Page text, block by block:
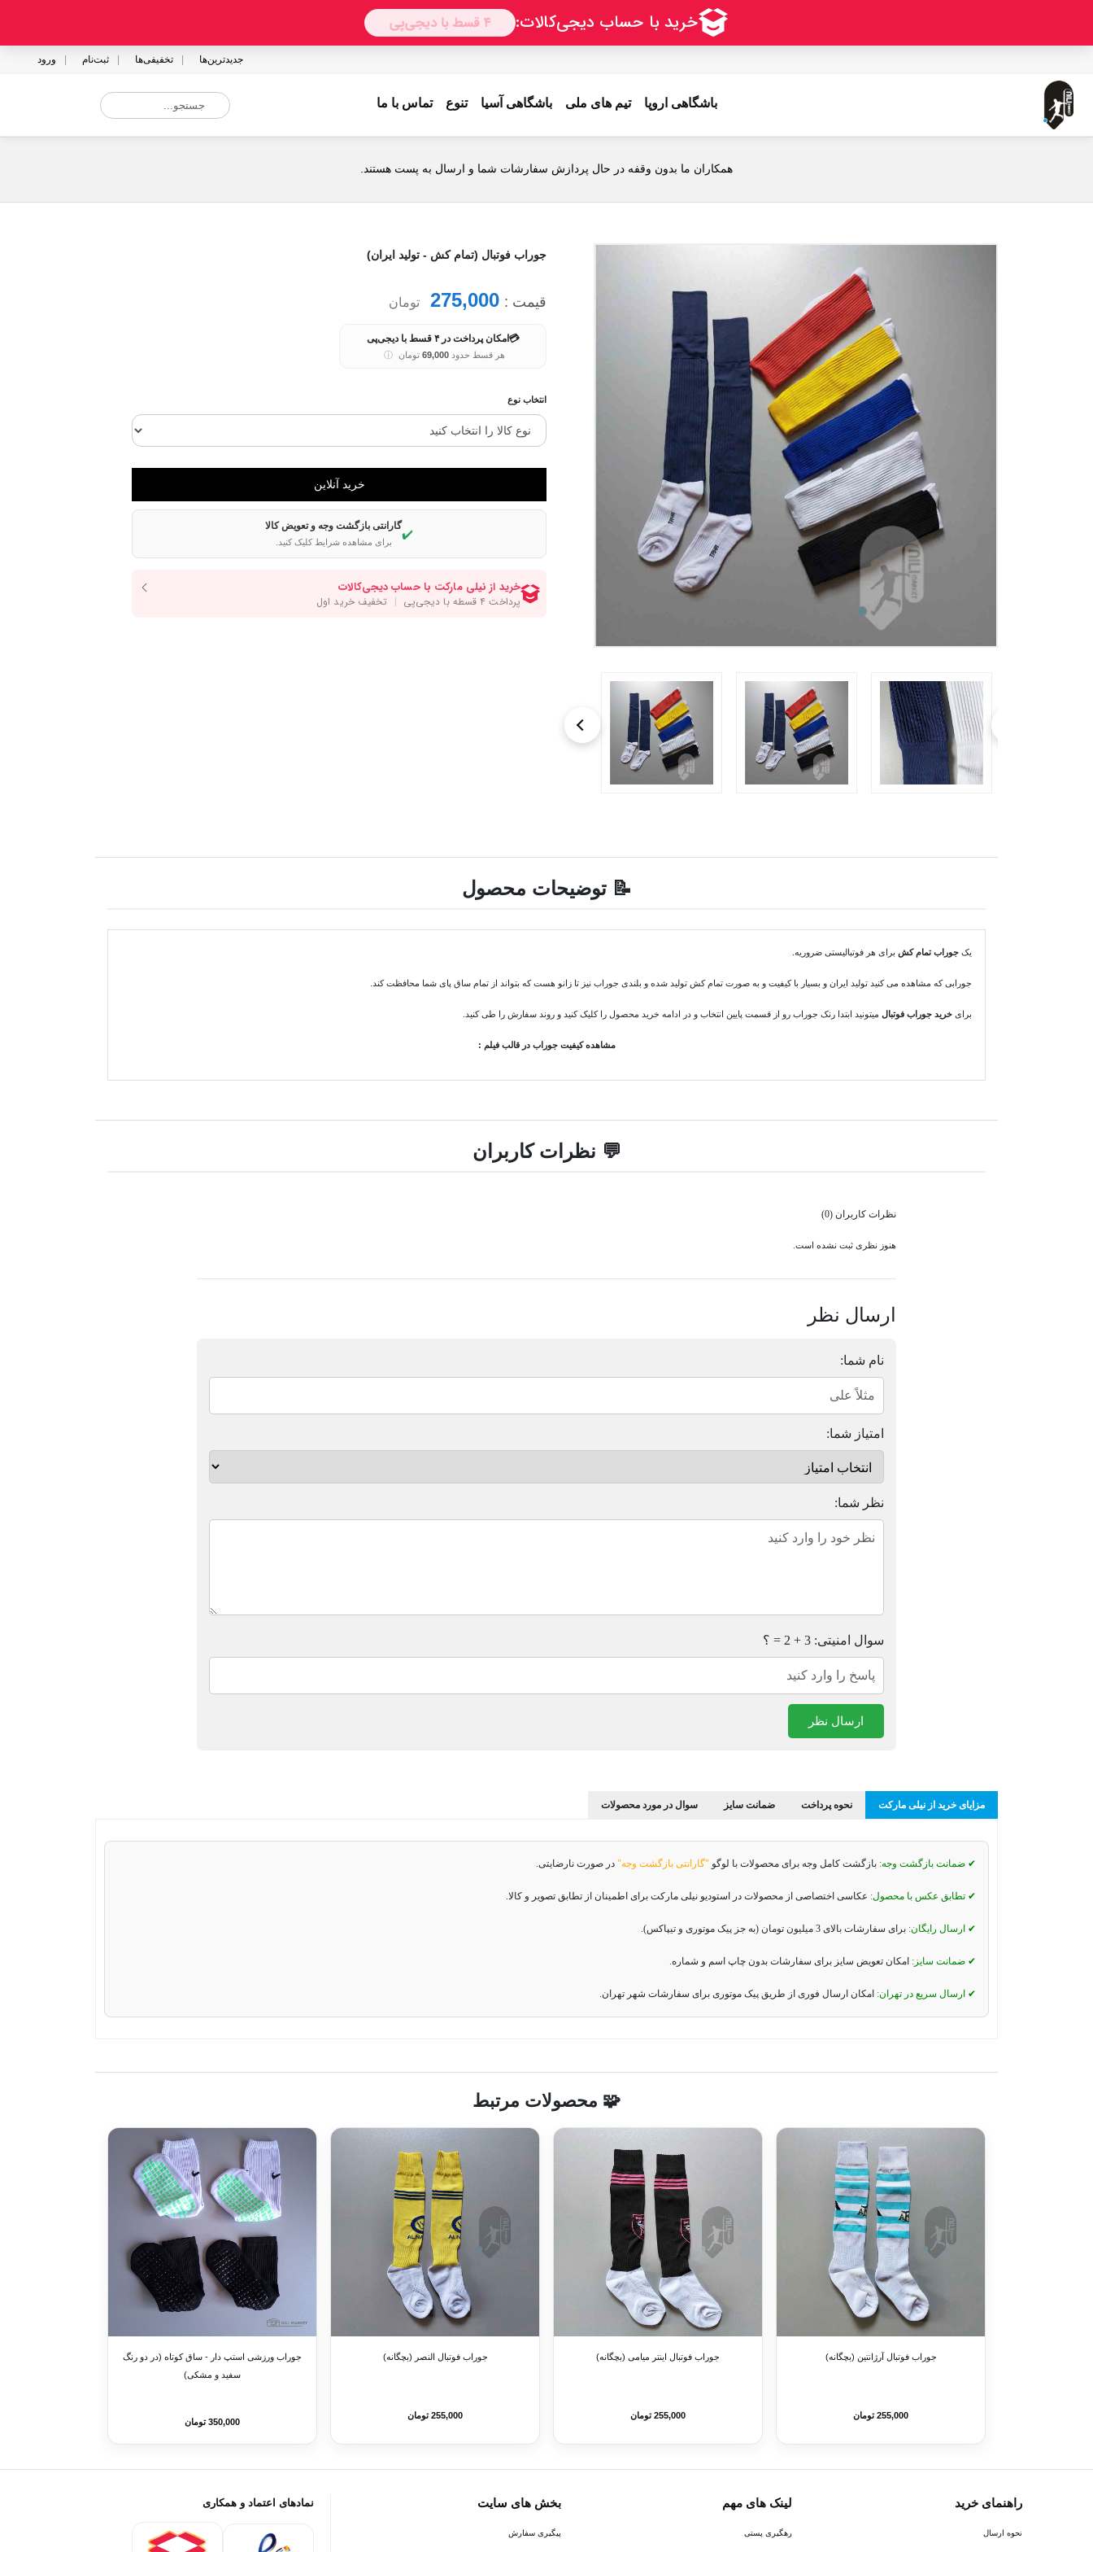
جدیدترین‌ها تخفیفی‌ها ثبت‌نام ورود
باشگاهی اروپا تیم های ملی باشگاهی آسیا تنوع تماس با ما
همکاران ما بدون وقفه در حال پردازش سفارشات شما و ارسال به پست هستند.
جوراب فوتبال (تمام کش - تولید ایران)
قیمت : 275,000 تومان
💳 امکان پرداخت در ۴ قسط با دیجی‌پی
هر قسط حدود 69,000 تومان ⓘ
انتخاب نوع
✔️
گارانتی بازگشت وجه و تعویض کالا
برای مشاهده شرایط کلیک کنید.
📝 توضیحات محصول
یک جوراب تمام کش برای هر فوتبالیستی ضروریه.
جورابی که مشاهده می کنید تولید ایران و بسیار با کیفیت و به صورت تمام کش تولید شده و بلندی جوراب نیز تا زانو هست که بتواند از تمام ساق پای شما محافظت کند.
برای خرید جوراب فوتبال میتونید ابتدا رنک جوراب رو از قسمت پایین انتخاب و در ادامه خرید محصول را کلیک کنید و روند سفارش را طی کنید.
مشاهده کیفیت جوراب در قالب فیلم :
💬 نظرات کاربران
نظرات کاربران (0)
هنوز نظری ثبت نشده است.
ارسال نظر
نام شما:
امتیاز شما:
نظر شما:
سوال امنیتی: 3 + 2 = ؟
ارسال نظر
مزایای خرید از نیلی مارکت نحوه پرداخت ضمانت سایز سوال در مورد محصولات
✔ ضمانت بازگشت وجه: بازگشت کامل وجه برای محصولات با لوگو "گارانتی بازگشت وجه" در صورت نارضایتی.
✔ تطابق عکس با محصول: عکاسی اختصاصی از محصولات در استودیو نیلی مارکت برای اطمینان از تطابق تصویر و کالا.
✔ ارسال رایگان: برای سفارشات بالای 3 میلیون تومان (به جز پیک موتوری و تیپاکس).
✔ ضمانت سایز: امکان تعویض سایز برای سفارشات بدون چاپ اسم و شماره.
✔ ارسال سریع در تهران: امکان ارسال فوری از طریق پیک موتوری برای سفارشات شهر تهران.
🧩 محصولات مرتبط
جوراب فوتبال آرژانتین (بچگانه)
255,000 تومان
جوراب فوتبال اینتر میامی (بچگانه)
255,000 تومان
جوراب فوتبال النصر (بچگانه)
255,000 تومان
جوراب ورزشی استپ دار - ساق کوتاه (در دو رنگ
سفید و مشکی)
350,000 تومان
راهنمای خرید
نحوه ارسال
لینک های مهم
رهگیری پستی
بخش های سایت
پیگیری سفارش
نمادهای اعتماد و همکاری